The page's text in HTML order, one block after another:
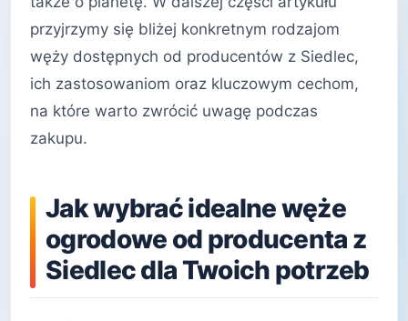
przyjrzymy się bliżej konkretnym rodzajom
węży dostępnych od producentów z Siedlec,
ich zastosowaniom oraz kluczowym cechom,
na które warto zwrócić uwagę podczas
zakupu.
Jak wybrać idealne węże
ogrodowe od producenta z
Siedlec dla Twoich potrzeb